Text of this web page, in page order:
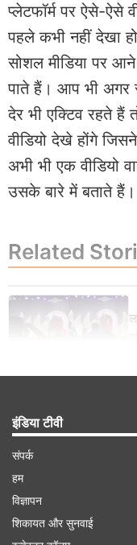
प्लेटफॉर्म पर ऐसे-ऐसे
पहले कभी नहीं देखा
सोशल मीडिया पर
पाते हैं। आप भी अगर
देर भी एक्टिव रहते हैं
वीडियो देखे होंगे
अभी भी एक वीडियो
उसके बारे में बताते हैं।
Related
इंडिया टीवी
संपर्क
हम
विज्ञापन
शिकायत और सुनवाई